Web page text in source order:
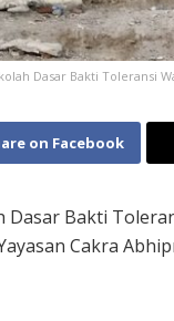
Dasar Bakti Toleransi
on Facebook
Dasar Bakti
Cakra